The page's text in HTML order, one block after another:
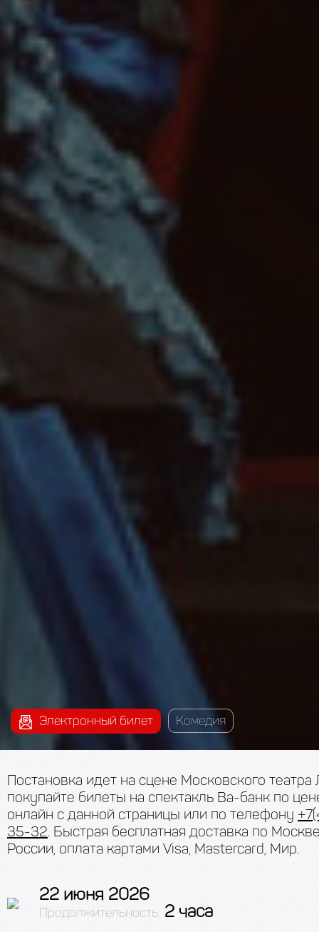
Электронный билет Комедия
Постановка идет на сцене Московского театра
покупайте билеты на спектакль Ва-банк по
онлайн с данной страницы или по телефону
35-32. Быстрая бесплатная доставка по
России, оплата картами Visa, Mastercard, Мир.
22 июня 2026
Продолжительность: 2 часа